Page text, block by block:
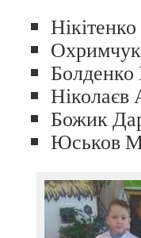
Болденко
Ніколаєв
Божик
Юськов